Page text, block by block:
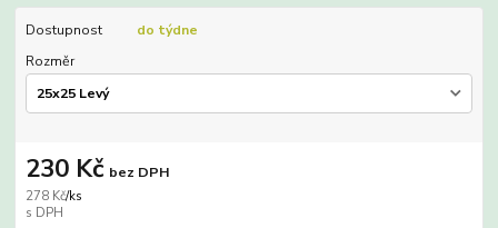
Dostupnost
do týdne
Rozměr
278 Kč/ks
230 Kč bez DPH